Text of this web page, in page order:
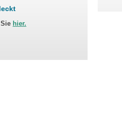
hier.